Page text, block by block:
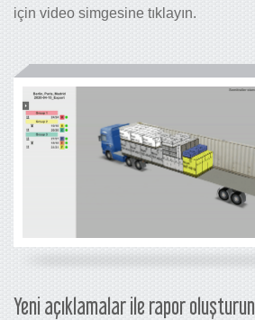
için video simgesine tıklayın.
Yeni açıklamalar ile rapor oluşturun